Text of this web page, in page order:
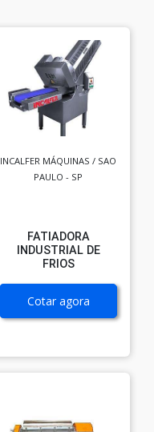
INCALFER MÁQUINAS / SAO
PAULO - SP
FATIADORA
INDUSTRIAL DE
FRIOS
Cotar agora